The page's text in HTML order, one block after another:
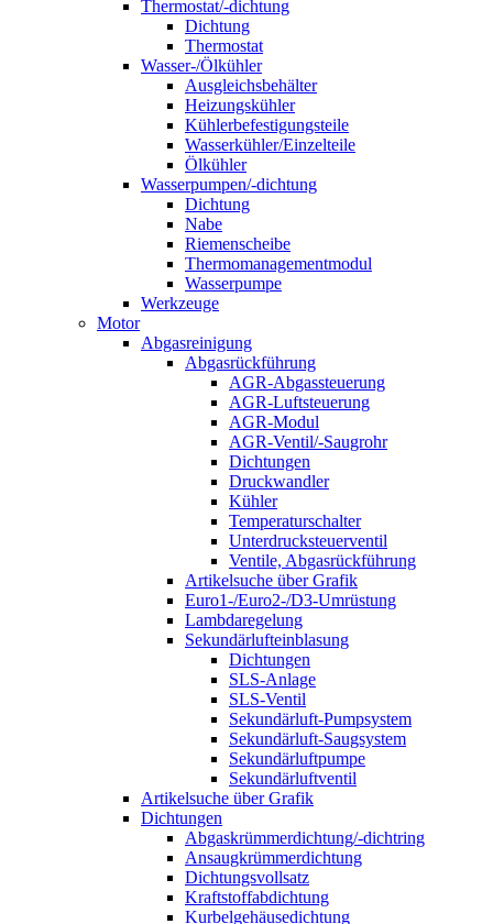
Thermostat/-dichtung
Dichtung
Thermostat
Wasser-/Ölkühler
Ausgleichsbehälter
Heizungskühler
Kühlerbefestigungsteile
Wasserkühler/Einzelteile
Ölkühler
Wasserpumpen/-dichtung
Dichtung
Nabe
Riemenscheibe
Thermomanagementmodul
Wasserpumpe
Werkzeuge
Motor
Abgasreinigung
Abgasrückführung
AGR-Abgassteuerung
AGR-Luftsteuerung
AGR-Modul
AGR-Ventil/-Saugrohr
Dichtungen
Druckwandler
Kühler
Temperaturschalter
Unterdrucksteuerventil
Ventile, Abgasrückführung
Artikelsuche über Grafik
Euro1-/Euro2-/D3-Umrüstung
Lambdaregelung
Sekundärlufteinblasung
Dichtungen
SLS-Anlage
SLS-Ventil
Sekundärluft-Pumpsystem
Sekundärluft-Saugsystem
Sekundärluftpumpe
Sekundärluftventil
Artikelsuche über Grafik
Dichtungen
Abgaskrümmerdichtung/-dichtring
Ansaugkrümmerdichtung
Dichtungsvollsatz
Kraftstoffabdichtung
Kurbelgehäusedichtung